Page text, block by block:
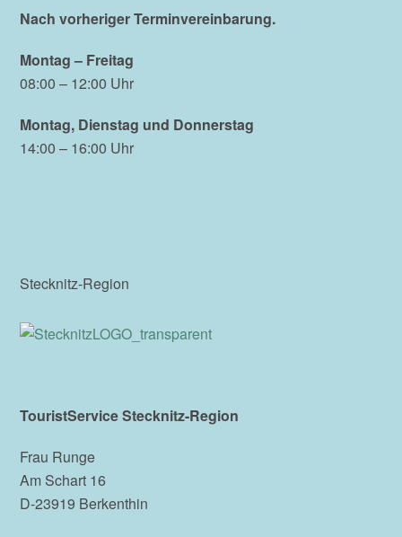
Nach vorheriger Terminvereinbarung.
Montag – Freitag
08:00 – 12:00 Uhr
Montag, Dienstag und Donnerstag
14:00 – 16:00 Uhr
Stecknitz-Region
TouristService Stecknitz-Region
Frau Runge
Am Schart 16
D-23919 Berkenthin